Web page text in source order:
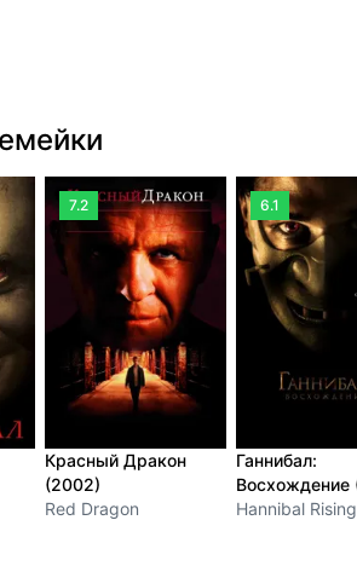
7.2
Красный Дракон
(2002)
Red Dragon
6.1
Ганнибал:
Восхождение
Hannibal Rising